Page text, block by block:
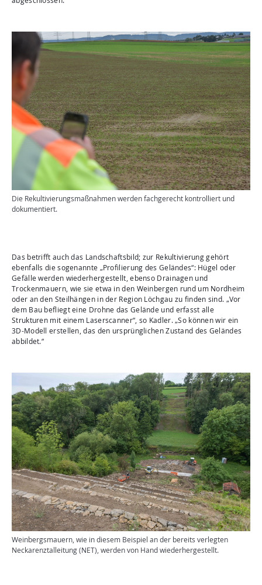
Die Rekultivierungsmaßnahmen werden fachgerecht kontrolliert und
dokumentiert.
Das betrifft auch das Landschaftsbild; zur Rekultivierung gehört
ebenfalls die sogenannte „Profilierung des Geländes“: Hügel oder
Gefälle werden wiederhergestellt, ebenso Drainagen und
Trockenmauern, wie sie etwa in den Weinbergen rund um Nordheim
oder an den Steilhängen in der Region Löchgau zu finden sind. „Vor
dem Bau befliegt eine Drohne das Gelände und erfasst alle
Strukturen mit einem Laserscanner“, so Kadler. „So können wir ein
3D-Modell erstellen, das den ursprünglichen Zustand des Geländes
abbildet.“
Weinbergsmauern, wie in diesem Beispiel an der bereits verlegten
Neckarenztalleitung (NET), werden von Hand wiederhergestellt.